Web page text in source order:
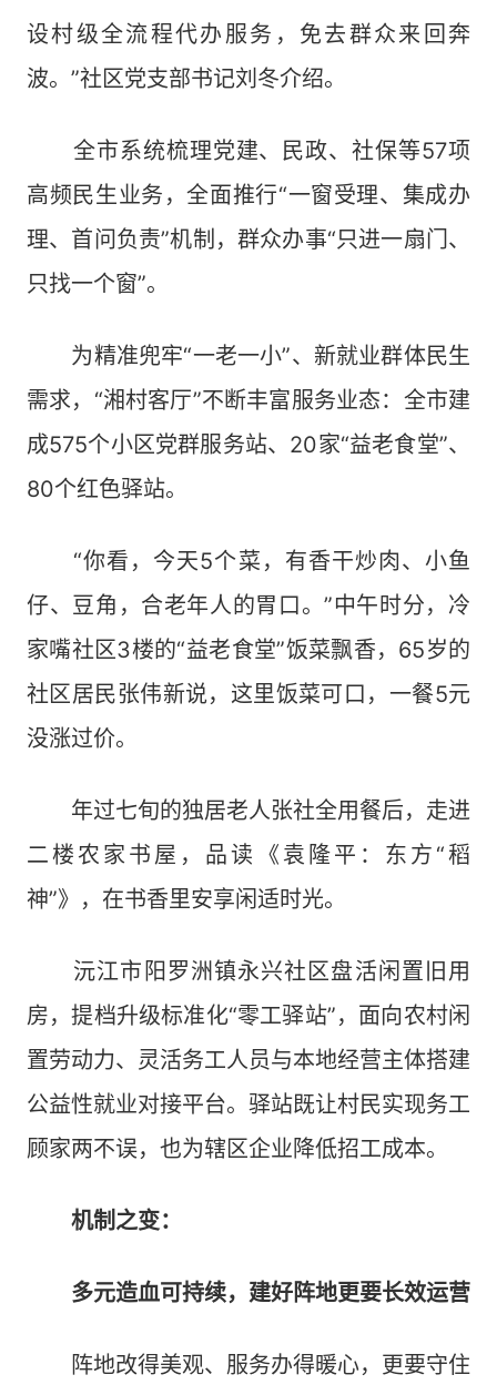
设村级全流程代办服务，免去群众来回奔
波。”社区党支部书记刘冬介绍。
全市系统梳理党建、民政、社保等57项
高频民生业务，全面推行“一窗受理、集成办
理、首问负责”机制，群众办事“只进一扇门、
只找一个窗”。
为精准兜牢“一老一小”、新就业群体民生
需求，“湘村客厅”不断丰富服务业态：全市建
成575个小区党群服务站、20家“益老食堂”、
80个红色驿站。
“你看，今天5个菜，有香干炒肉、小鱼
仔、豆角，合老年人的胃口。”中午时分，冷
家嘴社区3楼的“益老食堂”饭菜飘香，65岁的
社区居民张伟新说，这里饭菜可口，一餐5元
没涨过价。
年过七旬的独居老人张社全用餐后，走进
二楼农家书屋，品读《袁隆平：东方“稻
神”》，在书香里安享闲适时光。
沅江市阳罗洲镇永兴社区盘活闲置旧用
房，提档升级标准化“零工驿站”，面向农村闲
置劳动力、灵活务工人员与本地经营主体搭建
公益性就业对接平台。驿站既让村民实现务工
顾家两不误，也为辖区企业降低招工成本。
机制之变：
多元造血可持续，建好阵地更要长效运营
阵地改得美观、服务办得暖心，更要守住